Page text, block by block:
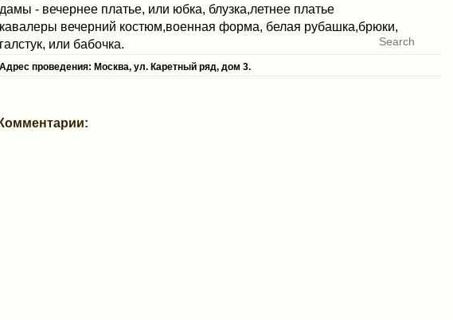
дамы - вечернее платье, или юбка, блузка,летнее платье
кавалеры вечерний костюм,военная форма, белая рубашка,брюки,
галстук, или бабочка.
Адрес проведения: Москва, ул. Каретный ряд, дом 3.
Комментарии: